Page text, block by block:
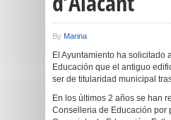
By Marina
El Ayuntamiento ha solicitado
Educación que el antiguo
ser de titularidad municipal
En los últimos 2 años se han
Conselleria de Educación por